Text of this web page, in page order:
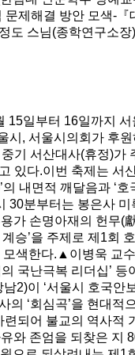
제해결 방안 모색-
도 스님(종학연구소
15일부터 16일까지
, 서울시의회가 후
기 서산대사(휴정)가
있다.이번 축제는 서
내면적 깨달음과 ‘호
분부터는 봉은사
가 손명아재의 헌무(
승’을 주제로 제1회
색한다.▲이병욱 교
국난극복 리더십’
2)이 ‘서울시 호국안
‘회심곡’을 현대적
되어 불교의 역사적
와 존엄을 되찾은 지